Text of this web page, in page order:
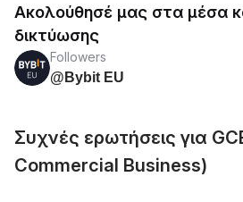
Ακολούθησέ μας στα μέσα
δικτύωσης
Followers
@Bybit EU
Συχνές ερωτήσεις για
Commercial Business)